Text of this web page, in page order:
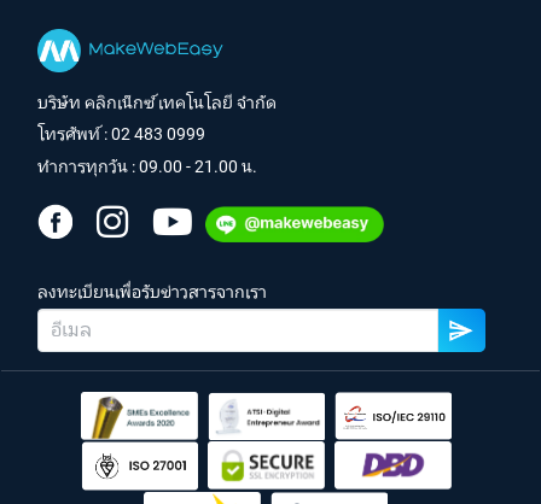
บริษัท คลิกเน็กซ์ เทคโนโลยี จำกัด
โทรศัพท์ :02 483 0999
ทำการทุกวัน : 09.00 - 21.00 น.
ลงทะเบียนเพื่อรับข่าวสารจากเรา